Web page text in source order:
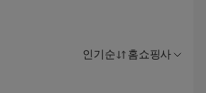
인기순 홈쇼핑사